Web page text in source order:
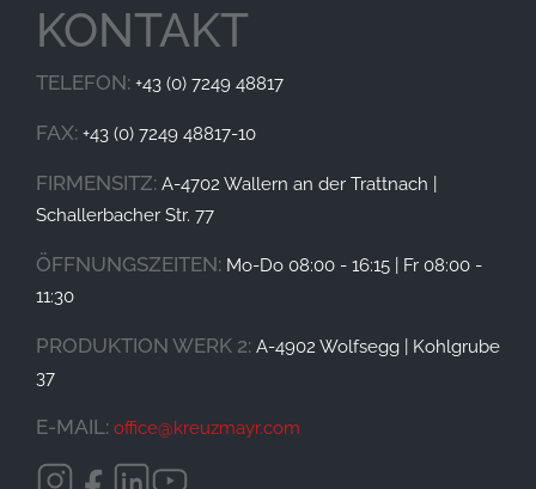
KONTAKT
TELEFON: +43 (0) 7249 48817
FAX: +43 (0) 7249 48817-10
FIRMENSITZ: A-4702 Wallern an der Trattnach |
Schallerbacher Str. 77
ÖFFNUNGSZEITEN: Mo-Do 08:00 - 16:15 | Fr 08:00 -
11:30
PRODUKTION WERK 2: A-4902 Wolfsegg | Kohlgrube
37
E-MAIL: office@kreuzmayr.com